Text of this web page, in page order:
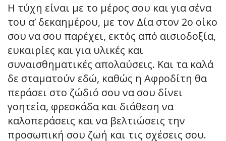
Η τύχη είναι με το μέρος σου και για σένα
του α’ δεκαημέρου, με τον Δία στον 2ο οίκο
σου να σου παρέχει, εκτός από αισιοδοξία,
ευκαιρίες και για υλικές και
συναισθηματικές απολαύσεις. Και τα καλά
δε σταματούν εδώ, καθώς η Αφροδίτη θα
περάσει στο ζώδιό σου να σου δίνει
γοητεία, φρεσκάδα και διάθεση να
καλοπεράσεις και να βελτιώσεις την
προσωπική σου ζωή και τις σχέσεις σου.